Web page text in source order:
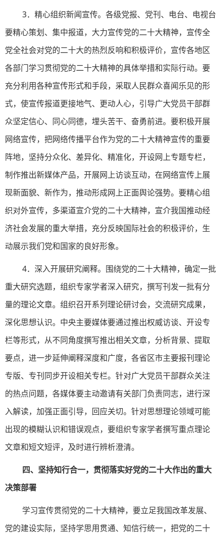
3．精心组织新闻宣传。各级党报、党刊、电台、电视台
要精心策划、集中报道，大力宣传党的二十大精神，宣传全
党全社会对党的二十大的热烈反响和积极评价，宣传各地区
各部门学习贯彻党的二十大精神的具体举措和实际行动。要
充分利用各种宣传形式和手段，采取人民群众喜闻乐见的形
式，使宣传报道更接地气、更动人心，引导广大党员干部群
众坚定信心、同心同德，埋头苦干、奋勇前进。要积极开展
网络宣传，把网络传播平台作为党的二十大精神宣传的重要
阵地，坚持分众化、差异化、精准化，开设网上专题专栏，
制作推出新媒体产品，开展网上访谈互动，在网络宣传上展
现新面貌、新作为，推动形成网上正面舆论强势。要精心组
织对外宣传，多渠道宣介党的二十大精神，宣介我国推动经
济社会发展的重大举措，充分反映国际社会的积极评价，生
动展示我们党和国家的良好形象。
4．深入开展研究阐释。围绕党的二十大精神，确定一批
重大研究选题，组织专家学者深入研究，撰写刊发一批有分
量的理论文章。组织召开系列理论研讨会，交流研究成果，
深化思想认识。中央主要媒体要通过推出权威访谈、开设专
栏等形式，从不同角度撰写推出相关文章，分析背景、提取
要点，进一步延伸阐释深度和广度，各省区市主要报刊理论
专版、专刊同步开设相关专栏。针对广大党员干部群众关注
的热点问题，各媒体要主动邀请有关部门负责同志，进行深
入解读，加强正面引导，回应关切。针对思想理论领域可能
出现的模糊认识和错误观点，要组织专家学者撰写重点理论
文章和短文短评，及时进行辨析澄清。
四、坚持知行合一，贯彻落实好党的二十大作出的重大
决策部署
学习宣传贯彻党的二十大精神，要立足我国改革发展、
党的建设实际，坚持学思用贯通、知信行统一，把党的二十